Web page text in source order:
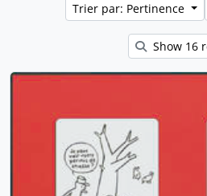
Trier par: Pertinence
Show 16